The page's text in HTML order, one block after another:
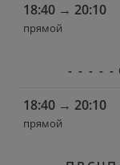
18:40 → 20:10
прямой
- - - - -
18:40 → 20:10
прямой